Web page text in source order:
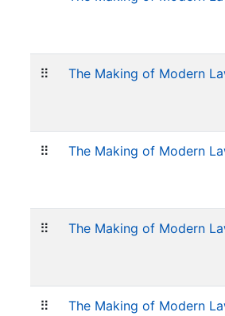
⠿ The Making of Modern
⠿ The Making of Modern
⠿ The Making of Modern
⠿
The Making of Modern